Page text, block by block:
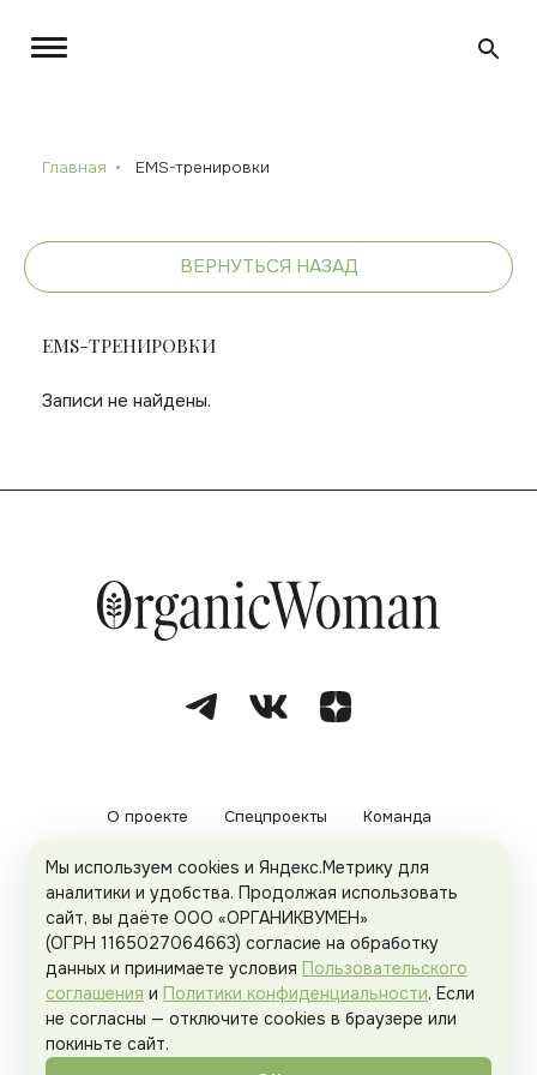
Главная EMS-тренировки
ВЕРНУТЬСЯ НАЗАД
EMS-ТРЕНИРОВКИ
Записи не найдены.
О проекте Спецпроекты Команда
Рекламодателям Политика конфиденциальности
Пользовательское соглашение
Organicwoman.ru . Все права защищены.
Мы используем cookies и Яндекс.Метрику для
аналитики и удобства. Продолжая использовать
сайт, вы даёте ООО «ОРГАНИКВУМЕН»
(ОГРН 1165027064663) согласие на обработку
данных и принимаете условия Пользовательского
соглашения и Политики конфиденциальности. Если
не согласны — отключите cookies в браузере или
покиньте сайт.